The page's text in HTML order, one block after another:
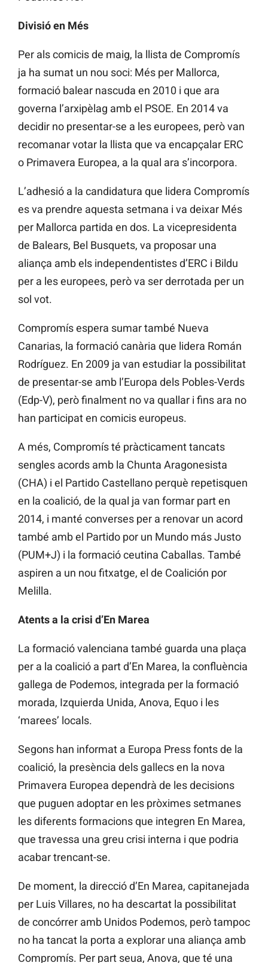
Divisió en Més
Per als comicis de maig, la llista de Compromís
ja ha sumat un nou soci: Més per Mallorca,
formació balear nascuda en 2010 i que ara
governa l’arxipèlag amb el PSOE. En 2014 va
decidir no presentar-se a les europees, però van
recomanar votar la llista que va encapçalar ERC
o Primavera Europea, a la qual ara s’incorpora.
L’adhesió a la candidatura que lidera Compromís
es va prendre aquesta setmana i va deixar Més
per Mallorca partida en dos. La vicepresidenta
de Balears, Bel Busquets, va proposar una
aliança amb els independentistes d’ERC i Bildu
per a les europees, però va ser derrotada per un
sol vot.
Compromís espera sumar també Nueva
Canarias, la formació canària que lidera Román
Rodríguez. En 2009 ja van estudiar la possibilitat
de presentar-se amb l’Europa dels Pobles-Verds
(Edp-V), però finalment no va quallar i fins ara no
han participat en comicis europeus.
A més, Compromís té pràcticament tancats
sengles acords amb la Chunta Aragonesista
(CHA) i el Partido Castellano perquè repetisquen
en la coalició, de la qual ja van formar part en
2014, i manté converses per a renovar un acord
també amb el Partido por un Mundo más Justo
(PUM+J) i la formació ceutina Caballas. També
aspiren a un nou fitxatge, el de Coalición por
Melilla.
Atents a la crisi d’En Marea
La formació valenciana també guarda una plaça
per a la coalició a part d’En Marea, la confluència
gallega de Podemos, integrada per la formació
morada, Izquierda Unida, Anova, Equo i les
‘marees’ locals.
Segons han informat a Europa Press fonts de la
coalició, la presència dels gallecs en la nova
Primavera Europea dependrà de les decisions
que puguen adoptar en les pròximes setmanes
les diferents formacions que integren En Marea,
que travessa una greu crisi interna i que podria
acabar trencant-se.
De moment, la direcció d’En Marea, capitanejada
per Luis Villares, no ha descartat la possibilitat
de concórrer amb Unidos Podemos, però tampoc
no ha tancat la porta a explorar una aliança amb
Compromís. Per part seua, Anova, que té una